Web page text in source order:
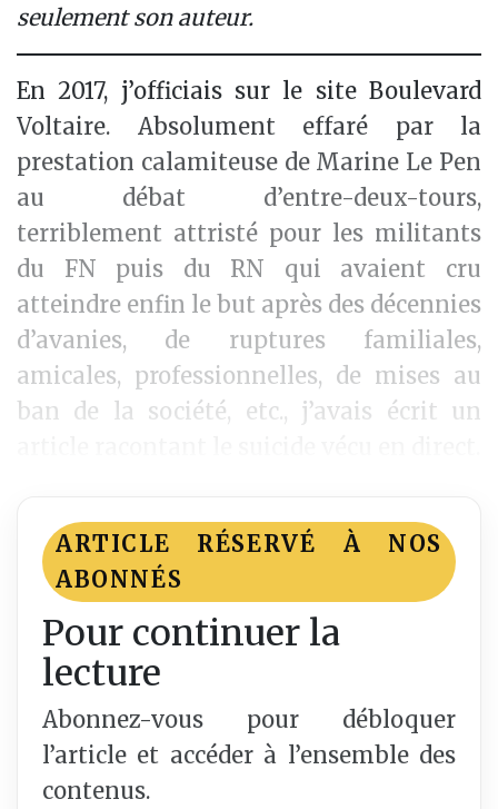
seulement son auteur.
En 2017, j’officiais sur le site Boulevard
Voltaire. Absolument effaré par la
prestation calamiteuse de Marine Le Pen
au débat d’entre-deux-tours,
terriblement attristé pour les militants
du FN puis du RN qui avaient cru
atteindre enfin le but après des décennies
d’avanies, de ruptures familiales,
amicales, professionnelles, de mises au
ban de la société, etc., j’avais écrit un
ARTICLE RÉSERVÉ À NOS
ABONNÉS
Pour continuer la
lecture
Abonnez-vous pour débloquer
l’article et accéder à l’ensemble des
contenus.